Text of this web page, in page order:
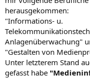
herausgekommen:
"Informations- u.
Anlagenüberwachung"
"Gestalten von
Unter letzterem Stand
gefasst habe